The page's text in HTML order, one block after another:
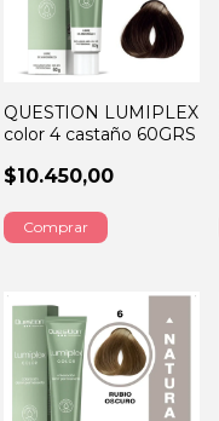
QUESTION LUMIPLEX
color 4 castaño 60GRS
$10.450,00